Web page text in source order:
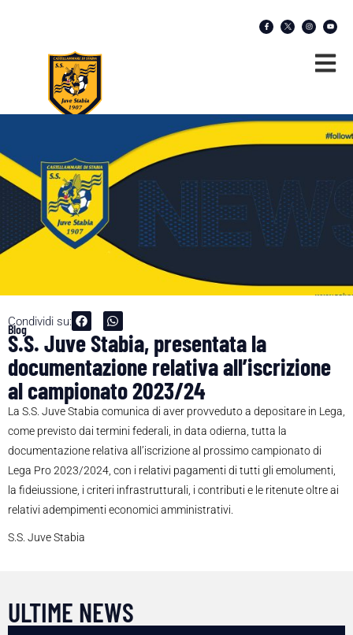
Condividi su:
Blog
S.S. Juve Stabia, presentata la
documentazione relativa all’iscrizione
al campionato 2023/24
La S.S. Juve Stabia comunica di aver provveduto a depositare in Lega,
come previsto dai termini federali, in data odierna, tutta la
documentazione relativa all’iscrizione al prossimo campionato di
Lega Pro 2023/2024, con i relativi pagamenti di tutti gli emolumenti,
la fideiussione, i criteri infrastrutturali, i contributi e le ritenute oltre ai
relativi adempimenti economici amministrativi.
S.S. Juve Stabia
ULTIME NEWS